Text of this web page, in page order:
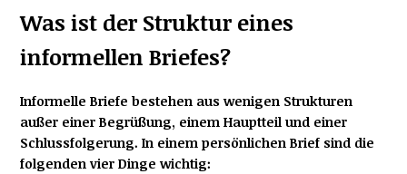
Was ist der Struktur eines
informellen Briefes?
Informelle Briefe bestehen aus wenigen Strukturen
außer einer Begrüßung, einem Hauptteil und einer
Schlussfolgerung. In einem persönlichen Brief sind die
folgenden vier Dinge wichtig: